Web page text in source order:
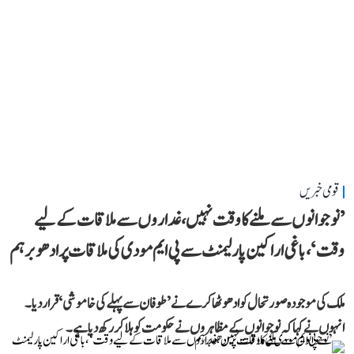
قومی خبریں
’نوجوانوں سے ملنے کا وقت نہیں، غداروں سے ملاقات کے لیے
وقت‘، باغی اراکین پارلیمنٹ سے پی ایم مودی کی ملاقات پر ادھو برہم
ملک کی موجودہ صورتحال کو ادھو ٹھاکرے نے ’طوفان سے پہلے کی خاموشی‘ قرار دیا۔
انہوں نے کہا کہ نوجوانوں کے مظاہروں نے حکومت کو ہلا کر رکھ دیا ہے۔